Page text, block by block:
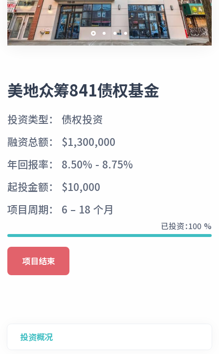
美地众筹841债权基金
投资类型： 债权投资
融资总额： $1,300,000
年回报率： 8.50% - 8.75%
起投金额： $10,000
项目周期： 6 – 18 个月
已投资：100 %
项目结束
投资概况